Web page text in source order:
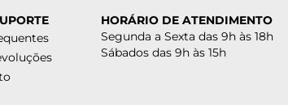
HORÁRIO DE ATENDIMENTO
Segunda a Sexta das 9h às 18h
Sábados das 9h às 15h